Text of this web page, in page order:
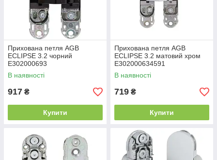
Прихована петля AGB
ECLIPSE 3.2 чорний
E302000693
В наявності
917 ₴
Купити
Прихована петля AGB
ECLIPSE 3.2 матовий хром
E302000634591
В наявності
719 ₴
Купити